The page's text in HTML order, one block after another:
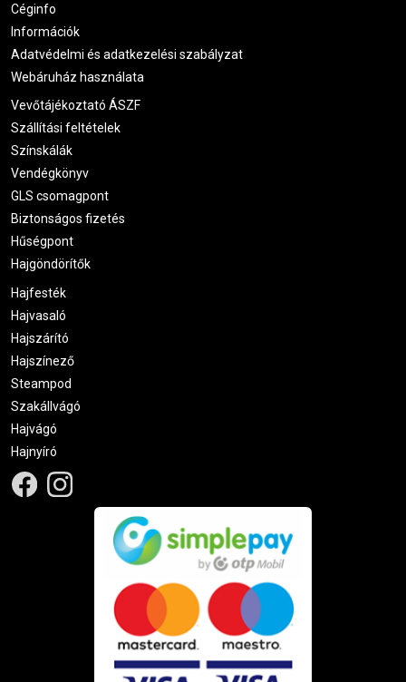
Céginfo
Információk
Adatvédelmi és adatkezelési szabályzat
Webáruház használata
Vevőtájékoztató ÁSZF
Szállítási feltételek
Színskálák
Vendégkönyv
GLS csomagpont
Biztonságos fizetés
Hűségpont
Hajgöndörítők
Hajfesték
Hajvasaló
Hajszárító
Hajszínező
Steampod
Szakállvágó
Hajvágó
Hajnyíró